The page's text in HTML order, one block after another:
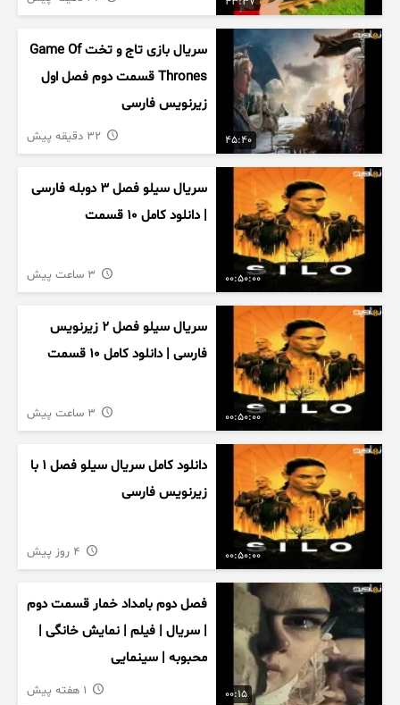
45:40
سریال بازی تاج و تخت Game Of
Thrones قسمت دوم فصل اول
زیرنویس فارسی
00:50:00
سریال سیلو فصل ۳ دوبله فارسی
| دانلود کامل ۱۰ قسمت
00:50:00
سریال سیلو فصل ۲ زیرنویس
فارسی | دانلود کامل ۱۰ قسمت
00:50:00
دانلود کامل سریال سیلو فصل ۱ با
زیرنویس فارسی
00:15
فصل دوم بامداد خمار قسمت دوم
| سریال | فیلم | نمایش خانگی |
محبوبه | سینمایی